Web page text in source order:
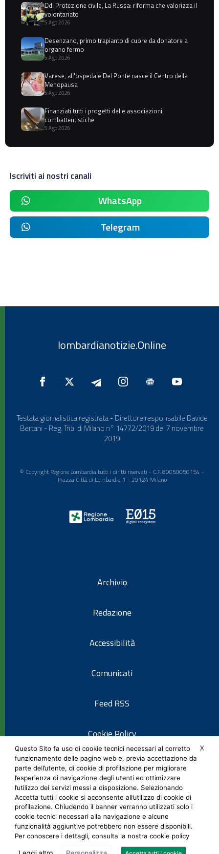
Ddl Protezione civile, La Russa: riforma che valorizza il
volontariato
5 Ago 2026
Desenzano, primo trapianto di cuore da donatore a
organo fermo
5 Ago 2026
Varese, all'ospedale Del Ponte nasce il Centro della
Menopausa
5 Ago 2026
Finanziati tutti i progetti delle associazioni
combattentistiche
5 Ago 2026
Iscriviti ai nostri canali
WhatsApp
Telegram
lombardianotizie.Online
Testata giornalistica registrata - Direttore responsabile Davide
Bertani - Reg. Trib. di Milano n° 14772/2019 del 7 novembre
2019
© Copyright Regione Lombardia tutti i diritti riservati - C.F. 80050050154 -
Piazza Città di Lombardia 1 - 20124 Milano
Archivio
Redazione
Accessibilità
Comunicati
Feed RSS
Cookie Policy
Informativa privacy
Note legali
Social Media Policy
X
Questo Sito fa uso di cookie tecnici necessari al corretto
funzionamento delle pagine web e, previa accettazione da
parte dell’utente, di cookie di profilazione per migliorare
l’esperienza di navigazione degli utenti ed ottimizzare
l’utilizzo dei servizi messi a disposizione. Selezionando
Accetta tutti i cookie si acconsente all’utilizzo di cookie di
profilazione. Chiudendo il banner verranno utilizzati solo i
cookie tecnici necessari alla navigazione e alcune
funzionalità aggiuntive potrebbero non essere disponibili.
Per conoscere i dettagli, consulta la nostra cookie policy